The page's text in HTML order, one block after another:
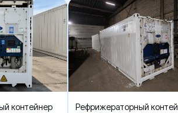
для хранения продукции на объекте.
диапазона -25 / +25 °C контейнер
категории товаров: охлажденные
партии, напитки, сырье и
2 работает на хладагенте R134A и оснащен
Хладопроизводительность
электроэнергии - 5,5 КвТ/час.
контейнер
Рефрижераторный